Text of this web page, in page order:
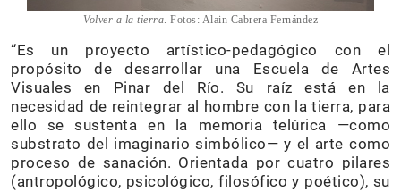
Volver a la tierra . Fotos: Alain Cabrera Fernández
“Es un proyecto artístico-pedagógico con el
propósito de desarrollar una Escuela de Artes
Visuales en Pinar del Río. Su raíz está en la
necesidad de reintegrar al hombre con la tierra, para
ello se sustenta en la memoria telúrica —como
substrato del imaginario simbólico— y el arte como
proceso de sanación. Orientada por cuatro pilares
(antropológico, psicológico, filosófico y poético), su